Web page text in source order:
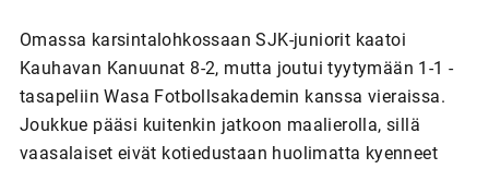
Omassa karsintalohkossaan SJK-juniorit kaatoi
Kauhavan Kanuunat 8-2, mutta joutui tyytymään 1-1 -
tasapeliin Wasa Fotbollsakademin kanssa vieraissa.
Joukkue pääsi kuitenkin jatkoon maalierolla, sillä
vaasalaiset eivät kotiedustaan huolimatta kyenneet